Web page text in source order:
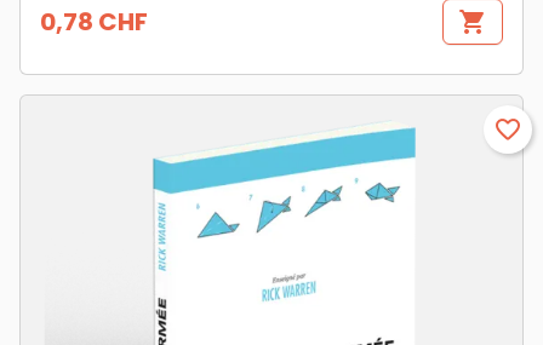
Prix
0,78 CHF shopping_cart
favorite_border